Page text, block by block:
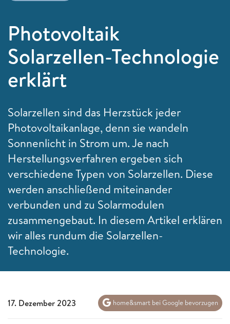
Photovoltaik
Solarzellen-Technologie
erklärt
Solarzellen sind das Herzstück jeder
Photovoltaikanlage, denn sie wandeln
Sonnenlicht in Strom um. Je nach
Herstellungsverfahren ergeben sich
verschiedene Typen von Solarzellen. Diese
werden anschließend miteinander
verbunden und zu Solarmodulen
zusammengebaut. In diesem Artikel erklären
wir alles rundum die Solarzellen-
Technologie.
17. Dezember 2023 home&smart bei Google bevorzugen